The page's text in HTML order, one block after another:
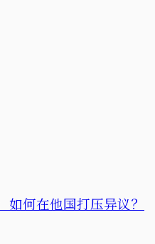
何在他国打压异议？